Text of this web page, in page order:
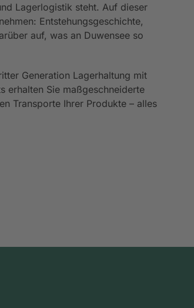
Lagerlogistik steht. Auf dieser
Entstehungsgeschichte,
auf, was an Duwensee so
Generation Lagerhaltung mit
erhalten Sie maßgeschneiderte
Transporte Ihrer Produkte – alles